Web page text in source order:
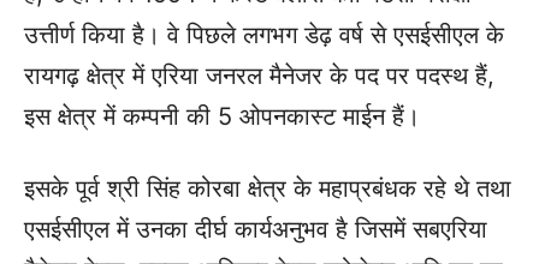
उत्तीर्ण किया है। वे पिछले लगभग डेढ़ वर्ष से एसईसीएल के
रायगढ़ क्षेत्र में एरिया जनरल मैनेजर के पद पर पदस्थ हैं,
इस क्षेत्र में कम्पनी की 5 ओपनकास्ट माईन हैं।
इसके पूर्व श्री सिंह कोरबा क्षेत्र के महाप्रबंधक रहे थे तथा
एसईसीएल में उनका दीर्घ कार्यअनुभव है जिसमें सबएरिया